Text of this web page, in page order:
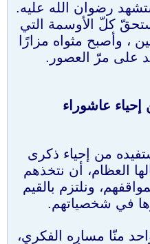
رضوان الله عليه.
كلّ الأوسمة التي
، وأصبح مثواه مزارًا
على مرّ العصور.
عاشوراء
من إحياء ذكرى
العظام، أن نتخذهم
ونلتزم بالقيم
في شخصياتهم.
منّا مساره الفكري،